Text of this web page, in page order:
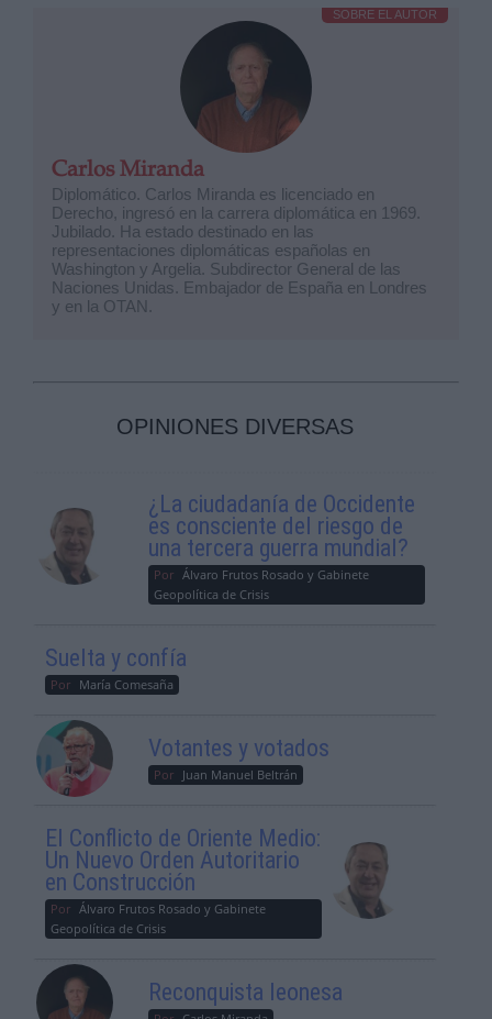
SOBRE EL AUTOR
Carlos Miranda
Diplomático. Carlos Miranda es licenciado en
Derecho, ingresó en la carrera diplomática en 1969.
Jubilado. Ha estado destinado en las
representaciones diplomáticas españolas en
Washington y Argelia. Subdirector General de las
Naciones Unidas. Embajador de España en Londres
y en la OTAN.
OPINIONES DIVERSAS
¿La ciudadanía de Occidente
es consciente del riesgo de
una tercera guerra mundial?
Por Álvaro Frutos Rosado y Gabinete
Geopolítica de Crisis
Suelta y confía
Por María Comesaña
Votantes y votados
Por Juan Manuel Beltrán
El Conflicto de Oriente Medio:
Un Nuevo Orden Autoritario
en Construcción
Por Álvaro Frutos Rosado y Gabinete
Geopolítica de Crisis
Reconquista leonesa